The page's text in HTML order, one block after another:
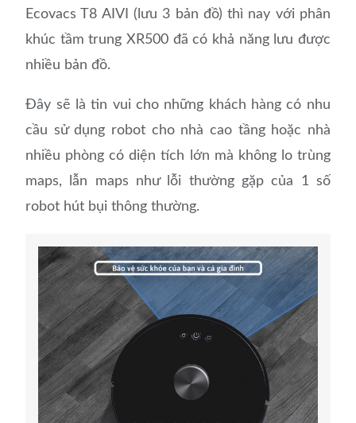
Ecovacs T8 AIVI (lưu 3 bản đồ) thì nay với phân
khúc tầm trung XR500 đã có khả năng lưu được
nhiều bản đồ.
Đây sẽ là tin vui cho những khách hàng có nhu
cầu sử dụng robot cho nhà cao tầng hoặc nhà
nhiều phòng có diện tích lớn mà không lo trùng
maps, lẫn maps như lỗi thường gặp của 1 số
robot hút bụi thông thường.